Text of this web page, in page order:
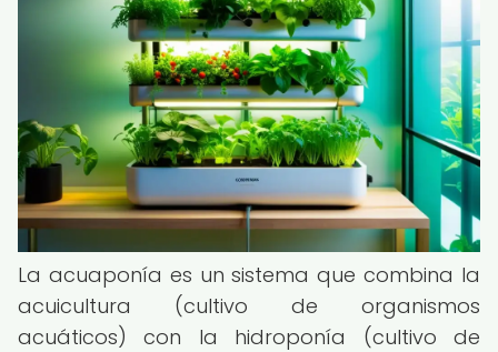
La acuaponía es un sistema que combina la
acuicultura (cultivo de organismos
acuáticos) con la hidroponía (cultivo de